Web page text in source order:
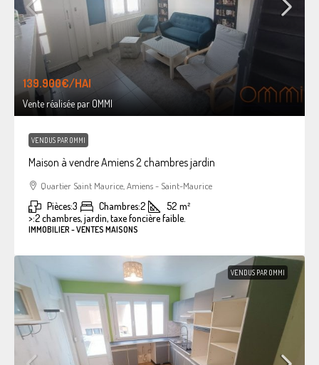
139.900€/HAI
Vente réalisée par OMMI
VENDUS PAR OMMI
Maison à vendre Amiens 2 chambres jardin
Quartier Saint Maurice, Amiens - Saint-Maurice
Pièces:3 Chambres:2 52 m²
>:2 chambres, jardin, taxe foncière faible.
IMMOBILIER - VENTES MAISONS
VENDUS PAR OMMI